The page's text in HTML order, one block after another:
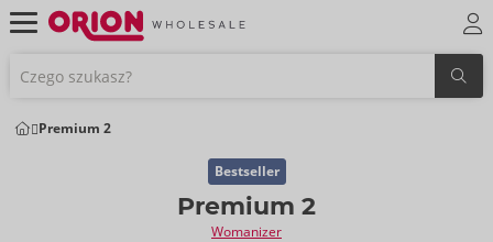
Premium 2
Bestseller
Premium 2
Womanizer